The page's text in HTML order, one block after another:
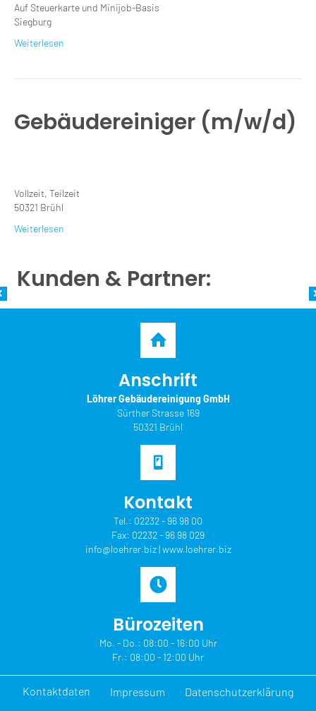
Auf Steuerkarte und Minijob-Basis
Siegburg
Weiterlesen
Gebäudereiniger (m/w/d)
Vollzeit, Teilzeit
50321 Brühl
Weiterlesen
Kunden & Partner:
Anschrift
Löhrer Gebäudereinigung GmbH
Sürther Strasse 169
50321 Brühl
Kontakt
Tel.: 02232 - 96 98 00
Fax: 02232 - 96 98 029
info@loehrer.biz|www.loehrer.biz
Büro­zeiten
Mo. - Do.: 08:00 - 16:00 Uhr
Fr.: 08:00 - 12:00 Uhr
Kontakt­daten Impressum Datenschutz­erklärung